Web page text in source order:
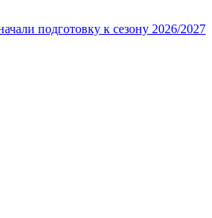
подготовку к сезону 2026/2027